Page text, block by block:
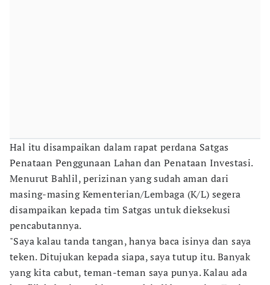
Hal itu disampaikan dalam rapat perdana Satgas
Penataan Penggunaan Lahan dan Penataan Investasi.
Menurut Bahlil, perizinan yang sudah aman dari
masing-masing Kementerian/Lembaga (K/L) segera
disampaikan kepada tim Satgas untuk dieksekusi
pencabutannya.
"Saya kalau tanda tangan, hanya baca isinya dan saya
teken. Ditujukan kepada siapa, saya tutup itu. Banyak
yang kita cabut, teman-teman saya punya. Kalau ada